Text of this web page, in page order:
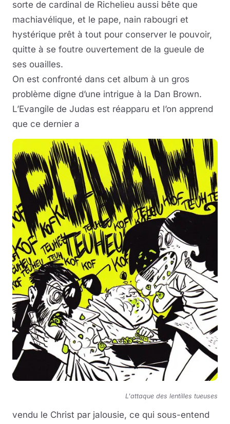
sorte de cardinal de Richelieu aussi bête que
machiavélique, et le pape, nain rabougri et
hystérique prêt à tout pour conserver le pouvoir,
quitte à se foutre ouvertement de la gueule de
ses ouailles.
On est confronté dans cet album à un gros
problème digne d’une intrigue à la Dan Brown.
L’Evangile de Judas est réapparu et l’on apprend
que ce dernier a
L'attaque des lentilles tueuses
vendu le Christ par jalousie, ce qui sous-entend